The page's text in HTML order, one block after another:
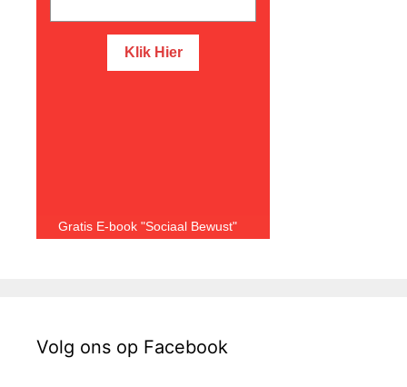
Gratis E-book "Sociaal Bewust"
Volg ons op Facebook